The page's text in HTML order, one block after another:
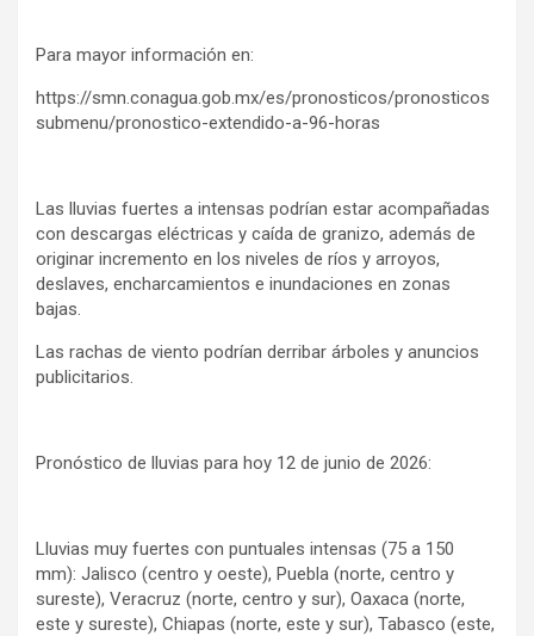
Para mayor información en:
https://smn.conagua.gob.mx/es/pronosticos/pronosticos
submenu/pronostico-extendido-a-96-horas
Las lluvias fuertes a intensas podrían estar acompañadas
con descargas eléctricas y caída de granizo, además de
originar incremento en los niveles de ríos y arroyos,
deslaves, encharcamientos e inundaciones en zonas
bajas.
Las rachas de viento podrían derribar árboles y anuncios
publicitarios.
Pronóstico de lluvias para hoy 12 de junio de 2026:
Lluvias muy fuertes con puntuales intensas (75 a 150
mm): Jalisco (centro y oeste), Puebla (norte, centro y
sureste), Veracruz (norte, centro y sur), Oaxaca (norte,
este y sureste), Chiapas (norte, este y sur), Tabasco (este,